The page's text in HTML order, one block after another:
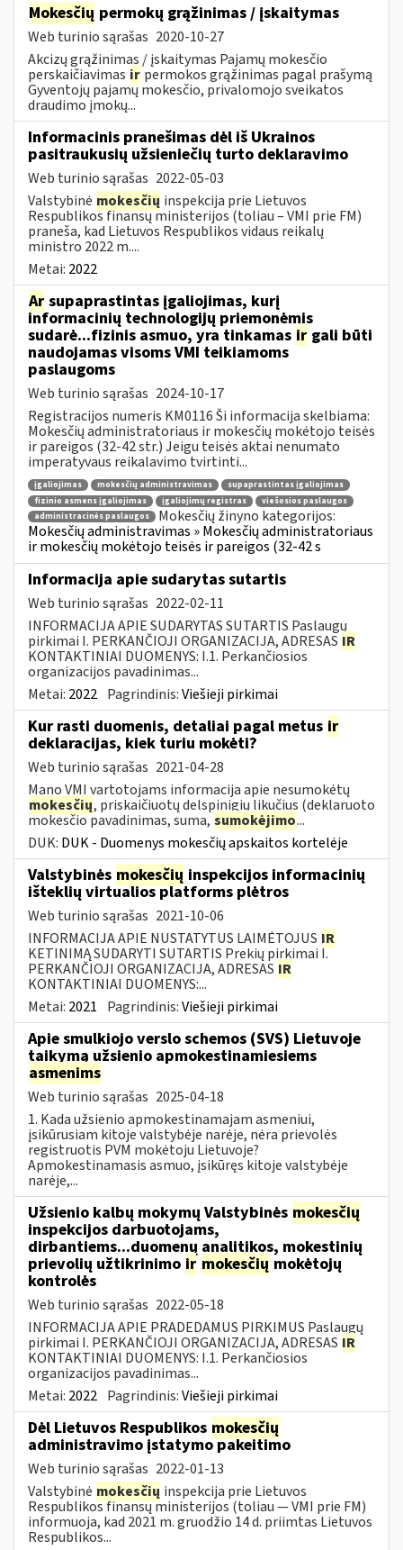
Mokesčių permokų grąžinimas / įskaitymas
Web turinio sąrašas 2020-10-27
Akcizų grąžinimas / įskaitymas Pajamų mokesčio
perskaičiavimas ir permokos grąžinimas pagal prašymą
Gyventojų pajamų mokesčio, privalomojo sveikatos
draudimo įmokų...
Informacinis pranešimas dėl iš Ukrainos
pasitraukusių užsieniečių turto deklaravimo
Web turinio sąrašas 2022-05-03
Valstybinė mokesčių inspekcija prie Lietuvos
Respublikos finansų ministerijos (toliau – VMI prie FM)
praneša, kad Lietuvos Respublikos vidaus reikalų
ministro 2022 m....
Metai: 2022
Ar supaprastintas įgaliojimas, kurį
informacinių technologijų priemonėmis
sudarė...fizinis asmuo, yra tinkamas ir gali būti
naudojamas visoms VMI teikiamoms
paslaugoms
Web turinio sąrašas 2024-10-17
Registracijos numeris KM0116 Ši informacija skelbiama:
Mokesčių administratoriaus ir mokesčių mokėtojo teisės
ir pareigos (32-42 str.) Jeigu teisės aktai nenumato
imperatyvaus reikalavimo tvirtinti...
įgaliojimas mokesčių administravimas
supaprastintas įgaliojimas
fizinio asmens įgaliojimas
įgaliojimų registras
viešosios paslaugos
administracinės paslaugos
Mokesčių žinyno kategorijos:
Mokesčių administravimas » Mokesčių administratoriaus
ir mokesčių mokėtojo teisės ir pareigos (32-42 s
Informacija apie sudarytas sutartis
Web turinio sąrašas 2022-02-11
INFORMACIJA APIE SUDARYTAS SUTARTIS Paslaugų
pirkimai I. PERKANČIOJI ORGANIZACIJA, ADRESAS IR
KONTAKTINIAI DUOMENYS: I.1. Perkančiosios
organizacijos pavadinimas...
Metai: 2022 Pagrindinis:Viešieji pirkimai
Kur rasti duomenis, detaliai pagal metus ir
deklaracijas, kiek turiu mokėti?
Web turinio sąrašas 2021-04-28
Mano VMI vartotojams informacija apie nesumokėtų
mokesčių, priskaičiuotų delspinigių likučius (deklaruoto
mokesčio pavadinimas, suma, sumokėjimo...
DUK: DUK - Duomenys mokesčių apskaitos kortelėje
Valstybinės mokesčių inspekcijos informacinių
išteklių virtualios platforms plėtros
Web turinio sąrašas 2021-10-06
INFORMACIJA APIE NUSTATYTUS LAIMĖTOJUS IR
KETINIMĄ SUDARYTI SUTARTIS Prekių pirkimai I.
PERKANČIOJI ORGANIZACIJA, ADRESAS IR
KONTAKTINIAI DUOMENYS:...
Metai: 2021 Pagrindinis:Viešieji pirkimai
Apie smulkiojo verslo schemos (SVS) Lietuvoje
taikymą užsienio apmokestinamiesiems
asmenims
Web turinio sąrašas 2025-04-18
1. Kada užsienio apmokestinamajam asmeniui,
įsikūrusiam kitoje valstybėje narėje, nėra prievolės
registruotis PVM mokėtoju Lietuvoje?
Apmokestinamasis asmuo, įsikūręs kitoje valstybėje
narėje,...
Užsienio kalbų mokymų Valstybinės mokesčių
inspekcijos darbuotojams,
dirbantiems...duomenų analitikos, mokestinių
prievolių užtikrinimo ir mokesčių mokėtojų
kontrolės
Web turinio sąrašas 2022-05-18
INFORMACIJA APIE PRADEDAMUS PIRKIMUS Paslaugų
pirkimai I. PERKANČIOJI ORGANIZACIJA, ADRESAS IR
KONTAKTINIAI DUOMENYS: I.1. Perkančiosios
organizacijos pavadinimas...
Metai: 2022 Pagrindinis:Viešieji pirkimai
Dėl Lietuvos Respublikos mokesčių
administravimo įstatymo pakeitimo
Web turinio sąrašas 2022-01-13
Valstybinė mokesčių inspekcija prie Lietuvos
Respublikos finansų ministerijos (toliau — VMI prie FM)
informuoja, kad 2021 m. gruodžio 14 d. priimtas Lietuvos
Respublikos...